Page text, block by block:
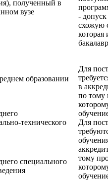
полученный в
вузе
-
схожую
которая
образовании
Для
в
по
Для
тому
технического
специального